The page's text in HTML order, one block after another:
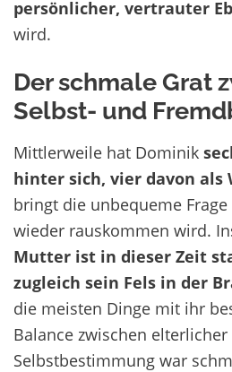
persönlicher, vertrauter
wird.
Der schmale Grat
Selbst- und
Mittlerweile hat Dominik
hinter sich, vier davon als
bringt die unbequeme
wieder rauskommen wird.
Mutter ist in dieser Zeit
zugleich sein Fels in der
die meisten Dinge mit ihr
Balance zwischen
Selbstbestimmung war